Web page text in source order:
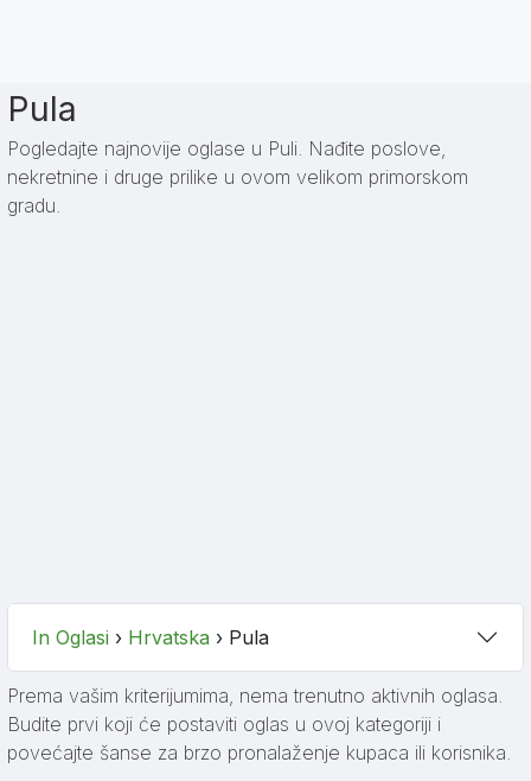
Pula
Pogledajte najnovije oglase u Puli. Nađite poslove,
nekretnine i druge prilike u ovom velikom primorskom
gradu.
In Oglasi › Hrvatska › Pula
Prema vašim kriterijumima, nema trenutno aktivnih oglasa.
Budite prvi koji će postaviti oglas u ovoj kategoriji i
povećajte šanse za brzo pronalaženje kupaca ili korisnika.